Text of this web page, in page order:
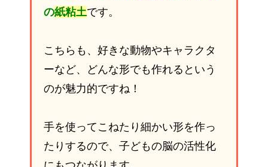
の紙粘土です。
こちらも、好きな動物やキャラクタ
ーなど、どんな形でも作れるという
のが魅力的ですね！
手を使ってこねたり細かい形を作っ
たりするので、子どもの脳の活性化